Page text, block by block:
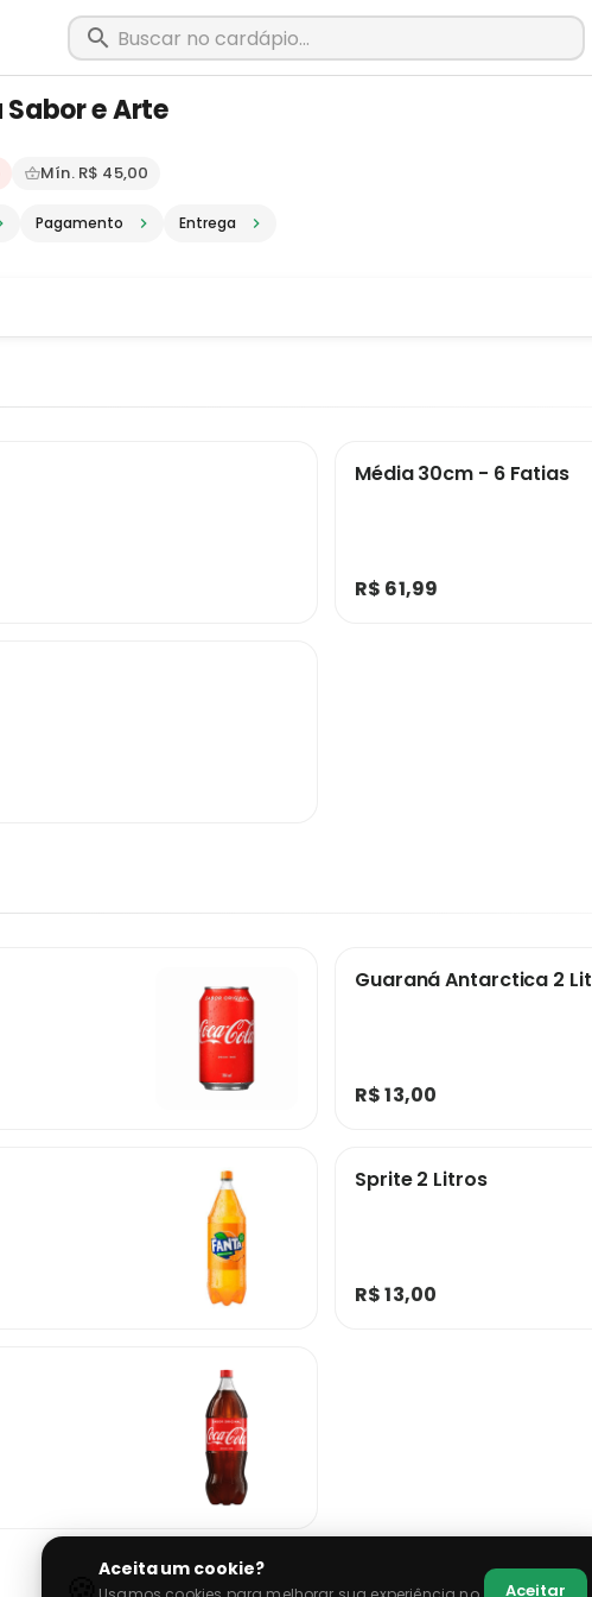
Sabor e Arte
em Abaeté - MG · Pediu, chegou, é
Mín. R$ 45,00
Pagamento Entrega
Média 30cm - 6 Fatias
R$ 61,99
Guaraná Antarctica 2
R$ 13,00
Sprite 2 Litros
R$ 13,00
Aceita um cookie?
Aceitar